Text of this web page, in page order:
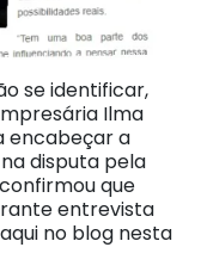
se identificar,
Ilma
encabeçar a
disputa pela
que
entrevista
no blog nesta